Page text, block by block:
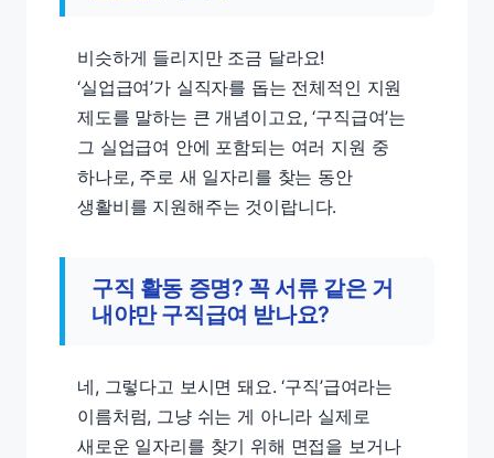
비슷하게 들리지만 조금 달라요!
‘실업급여’가 실직자를 돕는 전체적인 지원
제도를 말하는 큰 개념이고요, ‘구직급여’는
그 실업급여 안에 포함되는 여러 지원 중
하나로, 주로 새 일자리를 찾는 동안
생활비를 지원해주는 것이랍니다.
구직 활동 증명? 꼭 서류 같은 거
내야만 구직급여 받나요?
네, 그렇다고 보시면 돼요. ‘구직’급여라는
이름처럼, 그냥 쉬는 게 아니라 실제로
새로운 일자리를 찾기 위해 면접을 보거나